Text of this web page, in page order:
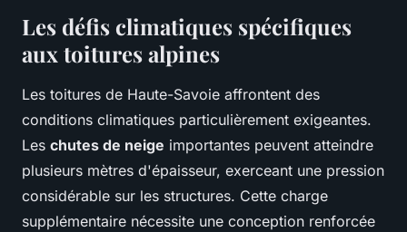
Les défis climatiques spécifiques
aux toitures alpines
Les toitures de Haute-Savoie affrontent des
conditions climatiques particulièrement exigeantes.
Les chutes de neige importantes peuvent atteindre
plusieurs mètres d'épaisseur, exerceant une pression
considérable sur les structures. Cette charge
supplémentaire nécessite une conception renforcée